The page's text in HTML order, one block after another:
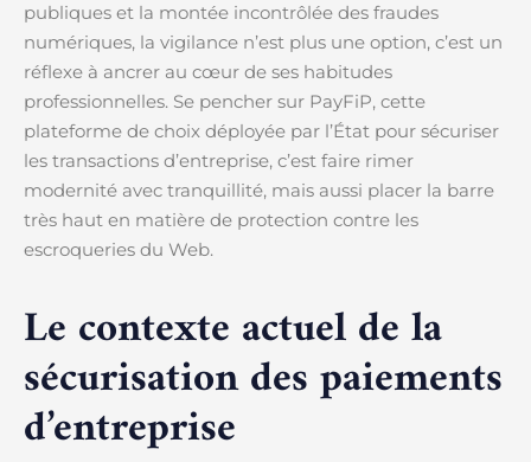
publiques et la montée incontrôlée des fraudes
numériques, la vigilance n’est plus une option, c’est un
réflexe à ancrer au cœur de ses habitudes
professionnelles. Se pencher sur PayFiP, cette
plateforme de choix déployée par l’État pour sécuriser
les transactions d’entreprise, c’est faire rimer
modernité avec tranquillité, mais aussi placer la barre
très haut en matière de protection contre les
escroqueries du Web.
Le contexte actuel de la
sécurisation des paiements
d’entreprise